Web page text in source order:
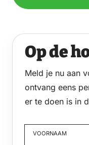
Op de
Meld je nu aan
ontvang eens
er te doen is in
VOORNAAM